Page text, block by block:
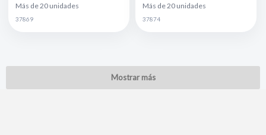
Más de 20 unidades
37869
Más de 20 unidades
37874
Mostrar más